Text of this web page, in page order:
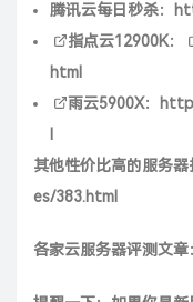
腾讯云每日秒杀：
指点云12900K：
html
雨云5900X：
其他性价比高的服务器
es/383.html
各家云服务器评测文章